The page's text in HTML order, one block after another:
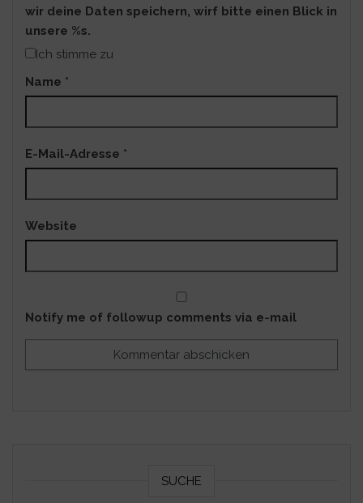
wir deine Daten speichern, wirf bitte einen Blick in
unsere %s.
Ich stimme zu
Name *
E-Mail-Adresse *
Website
Notify me of followup comments via e-mail
SUCHE